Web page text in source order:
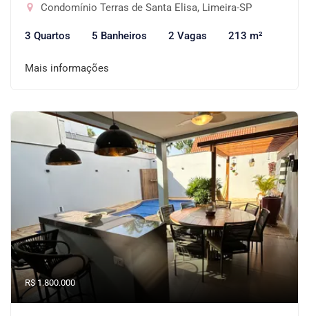
Condomínio Terras de Santa Elisa, Limeira-SP
3 Quartos 5 Banheiros 2 Vagas 213 m²
Mais informações
R$ 1.800.000